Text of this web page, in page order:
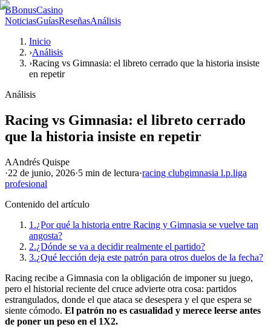
BBonusCasino
NoticiasGuíasReseñasAnálisis
Inicio
›Análisis
›Racing vs Gimnasia: el libreto cerrado que la historia insiste
en repetir
Análisis
Racing vs Gimnasia: el libreto cerrado
que la historia insiste en repetir
AAndrés Quispe
·22 de junio, 2026·5 min de lectura·racing clubgimnasia l.p.liga
profesional
Contenido del artículo
1.¿Por qué la historia entre Racing y Gimnasia se vuelve tan
angosta?
2.¿Dónde se va a decidir realmente el partido?
3.¿Qué lección deja este patrón para otros duelos de la fecha?
Racing recibe a Gimnasia con la obligación de imponer su juego,
pero el historial reciente del cruce advierte otra cosa: partidos
estrangulados, donde el que ataca se desespera y el que espera se
siente cómodo. El patrón no es casualidad y merece leerse antes
de poner un peso en el 1X2.